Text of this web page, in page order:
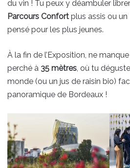
du vin ! Tu peux y déambuler
Parcours Confort plus assis ou un
pensé pour les plus jeunes.
À la fin de l’Exposition, ne
perché à 35 mètres, où tu
monde (ou un jus de raisin bio)
panoramique de Bordeaux !